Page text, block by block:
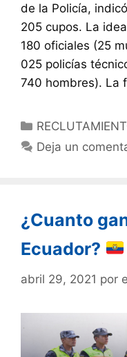
de la Policía,
205 cupos. La
180 oficiales (25
025 policías
740 hombres). La
Deja un
¿Cuanto
Ecuador?
abril 29, 2021 por